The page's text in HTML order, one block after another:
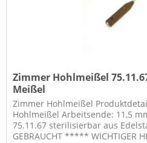
Zimmer Hohlmeißel
Meißel
Zimmer Hohlmeißel
Hohlmeißel Arbeitsende: 11,5
75.11.67 sterilisierbar aus
GEBRAUCHT ***** WICHTIGER